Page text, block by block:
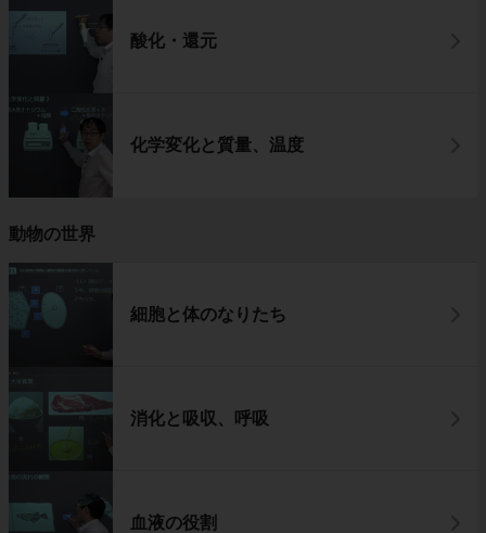
酸化・還元
化学変化と質量、温度
動物の世界
細胞と体のなりたち
消化と吸収、呼吸
血液の役割